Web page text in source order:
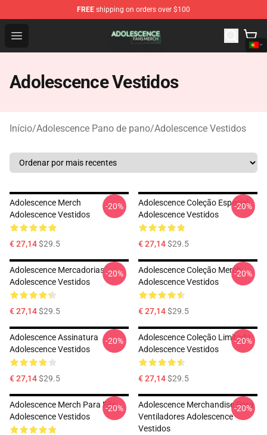
FREE shipping on orders over $100
Open menu
Adolescence Shop - Official Adolescence Merchandise
Adolescence Vestidos
Início/Adolescence Pano de pano/Adolescence Vestidos
Adolescence Merch
Adolescence Vestidos
€ 27,14$29.5
-20%
Adolescence Coleção Especial
Adolescence Vestidos
€ 27,14$29.5
-20%
Adolescence Mercadorias
Adolescence Vestidos
€ 27,14$29.5
-20%
Adolescence Coleção Merch
Adolescence Vestidos
€ 27,14$29.5
-20%
Adolescence Assinatura
Adolescence Vestidos
€ 27,14$29.5
-20%
Adolescence Coleção Limitada
Adolescence Vestidos
€ 27,14$29.5
-20%
Adolescence Merch Para Fãs
Adolescence Vestidos
-20%
Adolescence Merchandise Para
Ventiladores Adolescence
Vestidos
-20%